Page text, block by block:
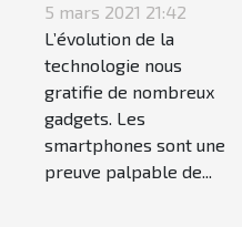
absolument
acheter
5 mars 2021 21:42
L’évolution de la
technologie nous
gratifie de nombreux
gadgets. Les
smartphones sont une
preuve palpable de...